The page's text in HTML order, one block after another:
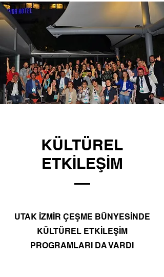
KÜLTÜREL
ETKİLEŞİM
UTAK İZMİR ÇEŞME BÜNYESİNDE
KÜLTÜREL ETKİLEŞİM
PROGRAMLARI DA VARDI